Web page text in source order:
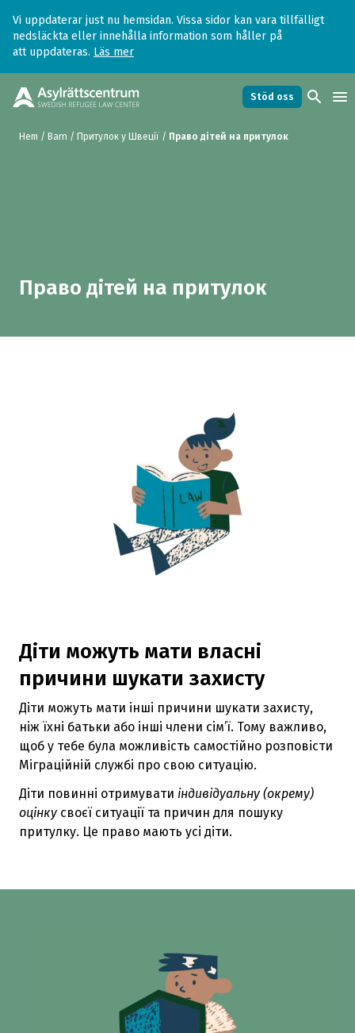
Vi uppdaterar just nu hemsidan. Vissa sidor kan vara tillfälligt
nedsläckta eller innehålla information som håller på
att uppdateras. Läs mer
Stöd oss search menu
Hem / Barn / Притулок у Швеції / Право дітей на притулок
Право дітей на притулок
Діти можуть мати власні
причини шукати захисту
Діти можуть мати інші причини шукати захисту,
ніж їхні батьки або інші члени сім’ї. Тому важливо,
щоб у тебе була можливість самостійно розповісти
Міграційній службі про свою ситуацію.
Діти повинні отримувати індивідуальну (окрему)
оцінку своєї ситуації та причин для пошуку
притулку. Це право мають усі діти.